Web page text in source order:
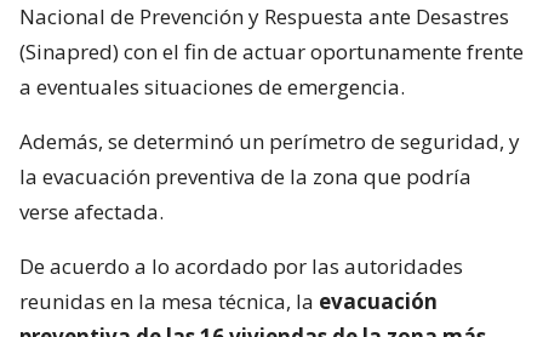
Nacional de Prevención y Respuesta ante Desastres
(Sinapred) con el fin de actuar oportunamente frente
a eventuales situaciones de emergencia.
Además, se determinó un perímetro de seguridad, y
la evacuación preventiva de la zona que podría
verse afectada.
De acuerdo a lo acordado por las autoridades
reunidas en la mesa técnica, la evacuación